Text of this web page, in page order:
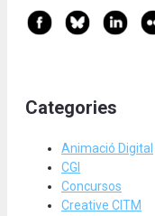
Categories
Animació Digital
CGI
Concursos
Creative CITM